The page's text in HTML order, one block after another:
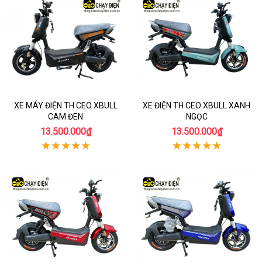
XE MÁY ĐIỆN TH CEO XBULL
CAM ĐEN
13.500.000₫
XE ĐIỆN TH CEO XBULL XANH
NGỌC
13.500.000₫